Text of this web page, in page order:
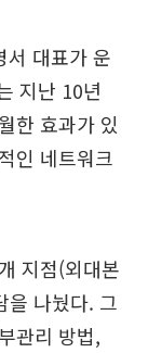
서 대표가 운
지난 10년
한 효과가 있
인 네트워크
지점(외대본
을 나눴다. 그
관리 방법,